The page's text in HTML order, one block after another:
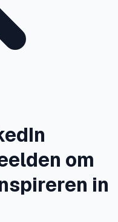
om
in